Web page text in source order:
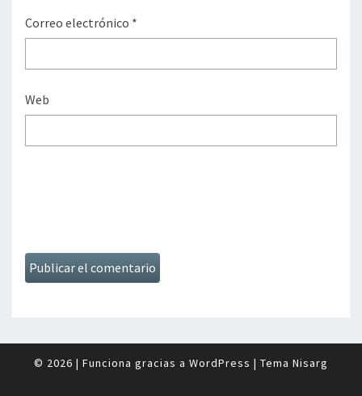
Correo electrónico *
Web
© 2026 | Funciona gracias a WordPress | Tema Nisarg